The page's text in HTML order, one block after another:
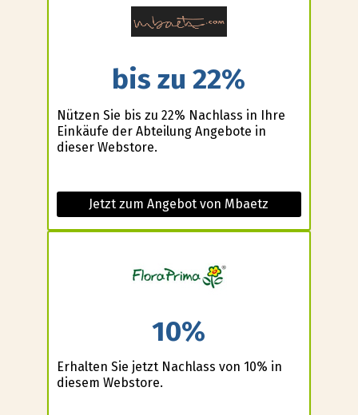
bis zu 22%
Nützen Sie bis zu 22% Nachlass in Ihre
Einkäufe der Abteilung Angebote in
dieser Webstore.
Jetzt zum Angebot von Mbaetz
10%
Erhalten Sie jetzt Nachlass von 10% in
diesem Webstore.